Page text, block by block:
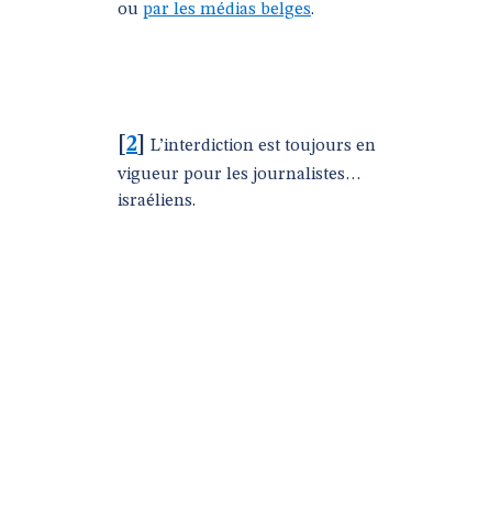
ou par les médias belges.
2
L’interdiction est toujours en
vigueur pour les journalistes…
israéliens.